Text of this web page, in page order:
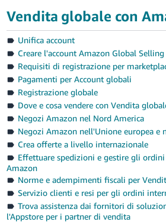
Vendita globale con
Unifica account
Creare l'account Amazon Global Selling
Requisiti di registrazione per
Pagamenti per Account globali
Registrazione globale
Dove e cosa vendere con Vendita
Negozi Amazon nel Nord America
Negozi Amazon nell'Unione europea e
Crea offerte a livello internazionale
Effettuare spedizioni e gestire gli
Amazon
Norme e adempimenti fiscali per
Servizio clienti e resi per gli ordini
Trova assistenza dai fornitori di
l'Appstore per i partner di vendita